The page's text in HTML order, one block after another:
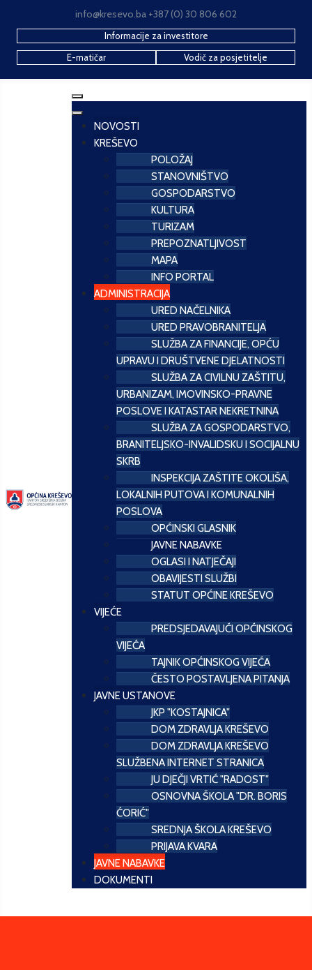
info@kresevo.ba +387 (0) 30 806 602
Informacije za investitore
E-matičar
Vodič za posjetitelje
NOVOSTI
KREŠEVO
POLOŽAJ
STANOVNIŠTVO
GOSPODARSTVO
KULTURA
TURIZAM
PREPOZNATLJIVOST
MAPA
INFO PORTAL
ADMINISTRACIJA
URED NAČELNIKA
URED PRAVOBRANITELJA
SLUŽBA ZA FINANCIJE, OPĆU
UPRAVU I DRUŠTVENE DJELATNOSTI
SLUŽBA ZA CIVILNU ZAŠTITU,
URBANIZAM, IMOVINSKO-PRAVNE
POSLOVE I KATASTAR NEKRETNINA
SLUŽBA ZA GOSPODARSTVO,
BRANITELJSKO-INVALIDSKU I SOCIJALNU
SKRB
INSPEKCIJA ZAŠTITE OKOLIŠA,
LOKALNIH PUTOVA I KOMUNALNIH
POSLOVA
OPĆINSKI GLASNIK
JAVNE NABAVKE
OGLASI I NATJEČAJI
OBAVIJESTI SLUŽBI
STATUT OPĆINE KREŠEVO
VIJEĆE
PREDSJEDAVAJUĆI OPĆINSKOG
VIJEĆA
TAJNIK OPĆINSKOG VIJEĆA
ČESTO POSTAVLJENA PITANJA
JAVNE USTANOVE
JKP "KOSTAJNICA"
DOM ZDRAVLJA KREŠEVO
DOM ZDRAVLJA KREŠEVO
SLUŽBENA INTERNET STRANICA
JU DJEČJI VRTIĆ "RADOST"
OSNOVNA ŠKOLA "DR. BORIS
ĆORIĆ"
SREDNJA ŠKOLA KREŠEVO
PRIJAVA KVARA
JAVNE NABAVKE
DOKUMENTI